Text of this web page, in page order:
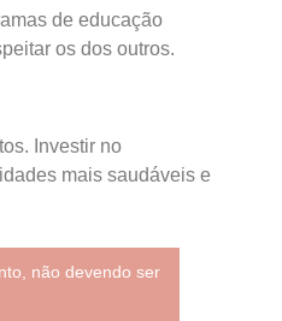
de educação
os dos outros.
Investir no
mais saudáveis e
não devendo ser